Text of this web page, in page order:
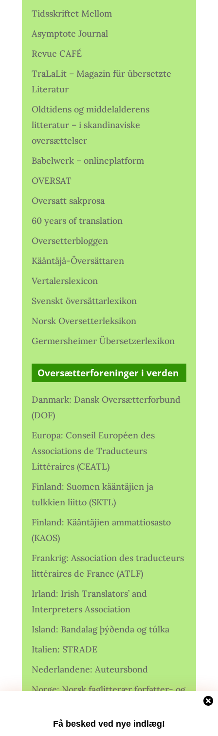
Få besked ved nye indlæg!
Tidsskriftet Mellom
Asymptote Journal
Revue CAFÉ
TraLaLit – Magazin für übersetzte
Literatur
Oldtidens og middelalderens
litteratur – i skandinaviske
oversættelser
Babelwerk – onlineplatform
OVERSAT
Oversatt sakprosa
60 years of translation
Oversetterbloggen
Kääntäjä-Översättaren
Vertalerslexicon
Svenskt översättarlexikon
Norsk Oversetterleksikon
Germersheimer Übersetzerlexikon
Oversætterforeninger i verden
Danmark: Dansk Oversætterforbund
(DOF)
Europa: Conseil Européen des
Associations de Traducteurs
Littéraires (CEATL)
Finland: Suomen kääntäjien ja
tulkkien liitto (SKTL)
Finland: Kääntäjien ammattiosasto
(KAOS)
Frankrig: Association des traducteurs
littéraires de France (ATLF)
Irland: Irish Translators’ and
Interpreters Association
Island: Bandalag þýðenda og túlka
Italien: STRADE
Nederlandene: Auteursbond
Norge: Norsk faglitterær forfatter- og
Norge: Norsk Oversetterforening